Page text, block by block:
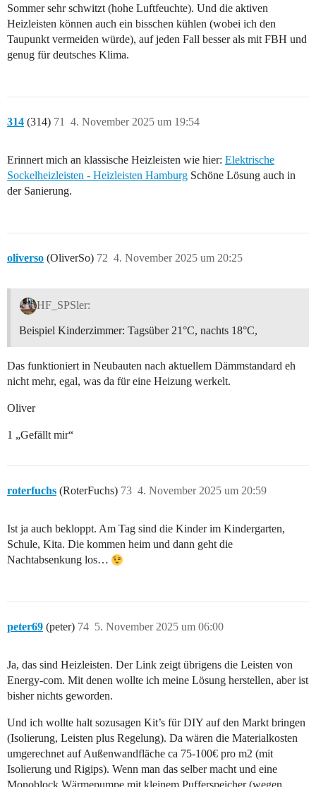
Sommer sehr schwitzt (hohe Luftfeuchte). Und die aktiven
Heizleisten können auch ein bisschen kühlen (wobei ich den
Taupunkt vermeiden würde), auf jeden Fall besser als mit FBH und
genug für deutsches Klima.
314 (314) 4. November 2025 um 19:54
71
Erinnert mich an klassische Heizleisten wie hier: Elektrische
Sockelheizleisten - Heizleisten Hamburg Schöne Lösung auch in
der Sanierung.
oliverso (OliverSo) 4. November 2025 um 20:25
72
HF_SPSler:
Beispiel Kinderzimmer: Tagsüber 21°C, nachts 18°C,
Das funktioniert in Neubauten nach aktuellem Dämmstandard eh
nicht mehr, egal, was da für eine Heizung werkelt.
Oliver
1 „Gefällt mir“
roterfuchs (RoterFuchs) 4. November 2025 um 20:59
73
Ist ja auch bekloppt. Am Tag sind die Kinder im Kindergarten,
Schule, Kita. Die kommen heim und dann geht die
Nachtabsenkung los…
peter69 (peter) 5. November 2025 um 06:00
74
Ja, das sind Heizleisten. Der Link zeigt übrigens die Leisten von
Energy-com. Mit denen wollte ich meine Lösung herstellen, aber ist
bisher nichts geworden.
Und ich wollte halt sozusagen Kit’s für DIY auf den Markt bringen
(Isolierung, Leisten plus Regelung). Da wären die Materialkosten
umgerechnet auf Außenwandfläche ca 75-100€ pro m2 (mit
Isolierung und Rigips). Wenn man das selber macht und eine
Monoblock Wärmepumpe mit kleinem Pufferspeicher (wegen